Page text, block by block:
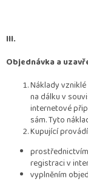
III.
Objednávka a
Náklady
na dálku v
internetové
sám. Tyto
Kupující
registraci v
vyplněním